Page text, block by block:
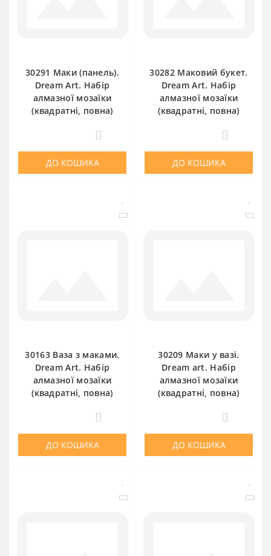
30291 Маки (панель).
Dream Art. Набір
алмазної мозаїки
(квадратні, повна)
0
ДО КОШИКА
30282 Маковий букет.
Dream Art. Набір
алмазної мозаїки
(квадратні, повна)
0
ДО КОШИКА
30163 Ваза з маками.
Dream Art. Набір
алмазної мозаїки
(квадратні, повна)
0
ДО КОШИКА
30209 Маки у вазі.
Dream art. Набір
алмазної мозаїки
(квадратні, повна)
0
ДО КОШИКА